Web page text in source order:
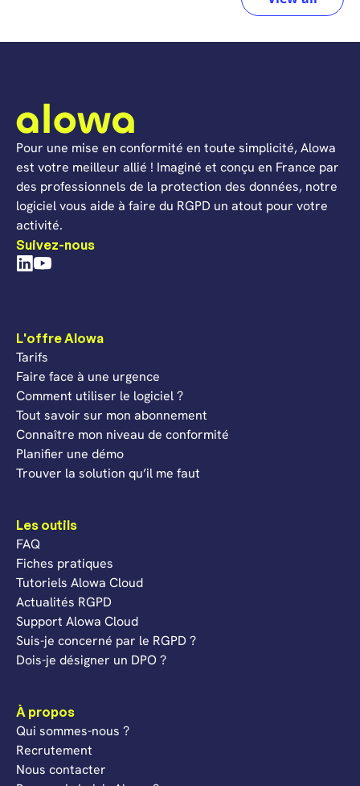
Pour une mise en conformité en toute simplicité, Alowa
est votre meilleur allié ! Imaginé et conçu en France par
des professionnels de la protection des données, notre
logiciel vous aide à faire du RGPD un atout pour votre
activité.
Suivez-nous
L'offre Alowa
Tarifs
Faire face à une urgence
Comment utiliser le logiciel ?
Tout savoir sur mon abonnement
Connaître mon niveau de conformité
Planifier une démo
Trouver la solution qu’il me faut
Les outils
FAQ
Fiches pratiques
Tutoriels Alowa Cloud
Actualités RGPD
Support Alowa Cloud
Suis-je concerné par le RGPD ?
Dois-je désigner un DPO ?
À propos
Qui sommes-nous ?
Recrutement
Nous contacter